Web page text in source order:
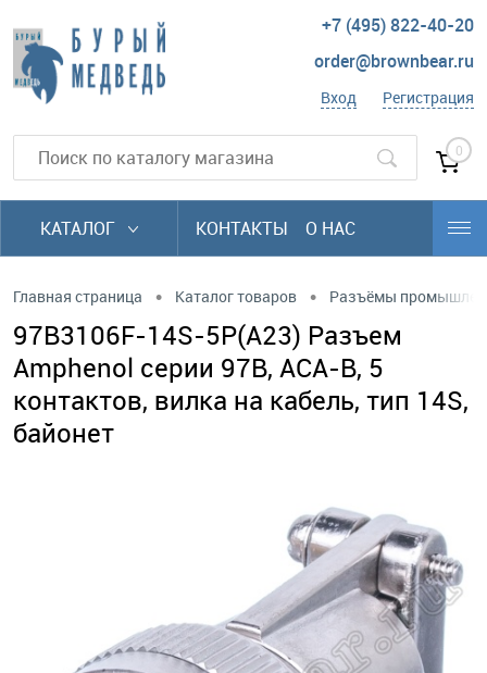
+7 (495) 822-40-20
order@brownbear.ru
Вход Регистрация
0
КАТАЛОГ КОНТАКТЫ О НАС
Главная страница • Каталог товаров • Разъёмы
97B3106F-14S-5P(A23) Разъем
Amphenol серии 97B, ACA-B, 5
контактов, вилка на кабель, тип 14S,
байонет